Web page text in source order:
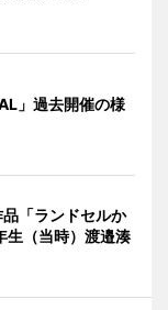
」過去開催の様
「ランドセルか
生（当時）渡邉湊